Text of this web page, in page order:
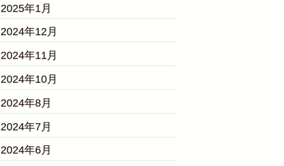
2025年1月
2024年12月
2024年11月
2024年10月
2024年8月
2024年7月
2024年6月